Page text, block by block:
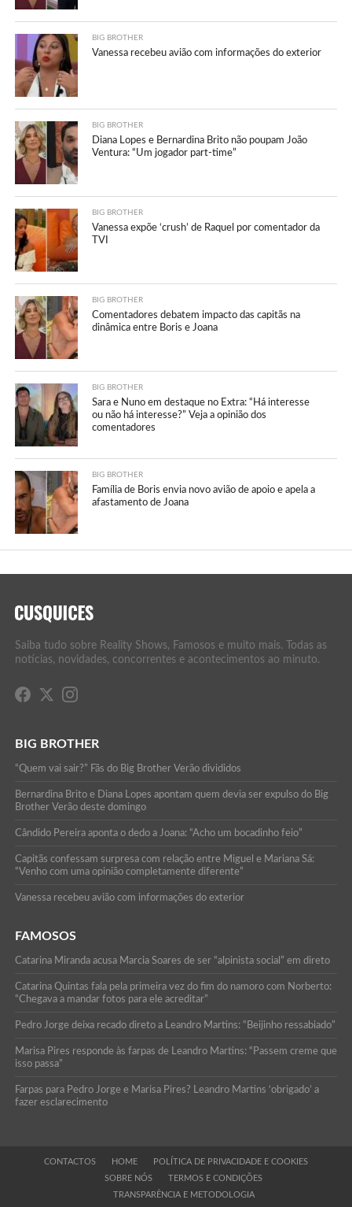
BIG BROTHER
Vanessa recebeu avião com informações do exterior
BIG BROTHER
Diana Lopes e Bernardina Brito não poupam João
Ventura: “Um jogador part-time”
BIG BROTHER
Vanessa expõe ‘crush’ de Raquel por comentador da
TVI
BIG BROTHER
Comentadores debatem impacto das capitãs na
dinâmica entre Boris e Joana
BIG BROTHER
Sara e Nuno em destaque no Extra: “Há interesse
ou não há interesse?” Veja a opinião dos
comentadores
BIG BROTHER
Família de Boris envia novo avião de apoio e apela a
afastamento de Joana
Saiba tudo sobre Reality Shows, Famosos e muito mais. Todas as
notícias, novidades, concorrentes e acontecimentos ao minuto.
BIG BROTHER
“Quem vai sair?” Fãs do Big Brother Verão divididos
Bernardina Brito e Diana Lopes apontam quem devia ser expulso do Big
Brother Verão deste domingo
Cândido Pereira aponta o dedo a Joana: “Acho um bocadinho feio”
Capitãs confessam surpresa com relação entre Miguel e Mariana Sá:
“Venho com uma opinião completamente diferente”
Vanessa recebeu avião com informações do exterior
FAMOSOS
Catarina Miranda acusa Marcia Soares de ser “alpinista social” em direto
Catarina Quintas fala pela primeira vez do fim do namoro com Norberto:
“Chegava a mandar fotos para ele acreditar”
Pedro Jorge deixa recado direto a Leandro Martins: “Beijinho ressabiado”
Marisa Pires responde às farpas de Leandro Martins: “Passem creme que
isso passa”
Farpas para Pedro Jorge e Marisa Pires? Leandro Martins ‘obrigado’ a
fazer esclarecimento
CONTACTOS HOME
POLÍTICA DE PRIVACIDADE E COOKIES
SOBRE NÓS
TERMOS E CONDIÇÕES
TRANSPARÊNCIA E METODOLOGIA